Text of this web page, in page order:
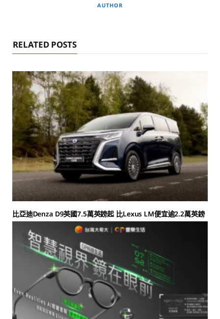
AUTHOR
RELATED POSTS
比亞迪Denza D9英國7.5萬英鎊起 比Lexus LM便宜逾2.2萬英鎊